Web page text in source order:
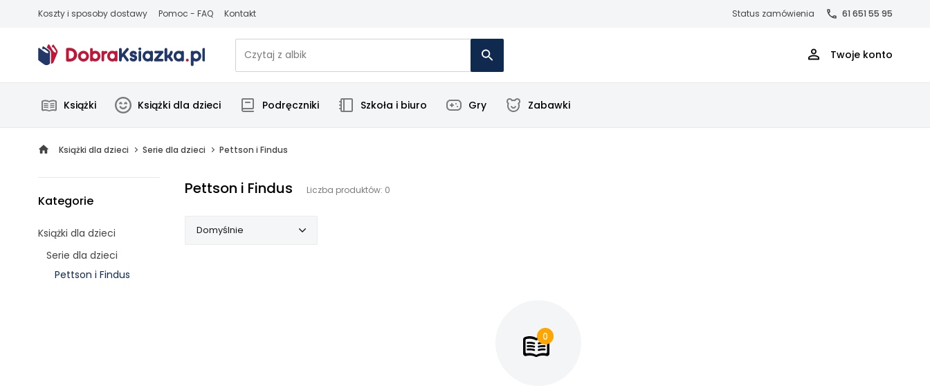
Koszty i sposoby dostawy Pomoc - FAQ Kontakt Status zamówienia 61 651 55 95
Twoje konto
Książki Książki dla dzieci Podręczniki Szkoła i biuro Gry Zabawki
Książki dla dzieci Serie dla dzieci Pettson i Findus
Kategorie
Książki dla dzieci
Serie dla dzieci
Pettson i Findus
Pettson i Findus Liczba produktów: 0
Domyślnie